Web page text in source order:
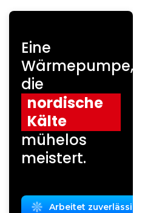
Eine
Wärmepumpe,
die
nordische
Kälte
mühelos
meistert.
Arbeitet zuverlässig